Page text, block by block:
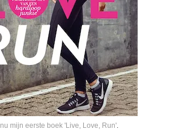
mijn eerste boek 'Live, Love, Run'.